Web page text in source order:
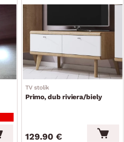
TV stolík
Primo, dub riviera/biely
129.90 €